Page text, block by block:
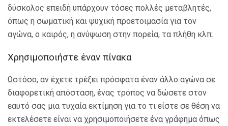
δύσκολος επειδή υπάρχουν τόσες πολλές μεταβλητές,
όπως η σωματική και ψυχική προετοιμασία για τον
αγώνα, ο καιρός, η ανύψωση στην πορεία, τα πλήθη κλπ.
Χρησιμοποιήστε έναν πίνακα
Ωστόσο, αν έχετε τρέξει πρόσφατα έναν άλλο αγώνα σε
διαφορετική απόσταση, ένας τρόπος να δώσετε στον
εαυτό σας μια τυχαία εκτίμηση για το τι είστε σε θέση να
εκτελέσετε είναι να χρησιμοποιήσετε ένα γράφημα όπως